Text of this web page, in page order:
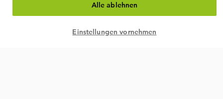
Einstellungen vornehmen
Alle ablehnen